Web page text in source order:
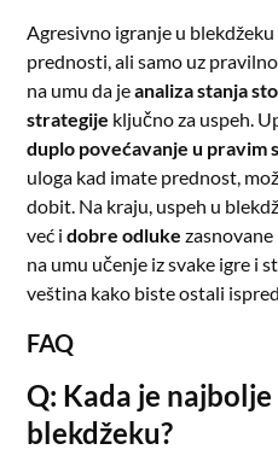
Agresivno igranje u
prednosti, ali samo uz
na umu da jeanaliza stanja
strategije ključno za uspeh.
duplo povećavanje u pravim
uloga kad imate prednost,
dobit. Na kraju, uspeh u
već idobre odluke
na umu učenje iz svake igre i
veština kako biste ostali
FAQ
Q: Kada je
blekdžeku?